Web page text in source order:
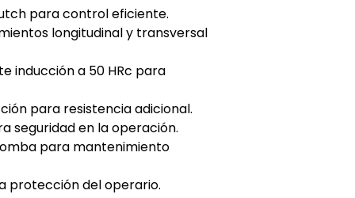
para control eficiente.
longitudinal y transversal
inducción a 50 HRc para
para resistencia adicional.
seguridad en la operación.
para mantenimiento
protección del operario.